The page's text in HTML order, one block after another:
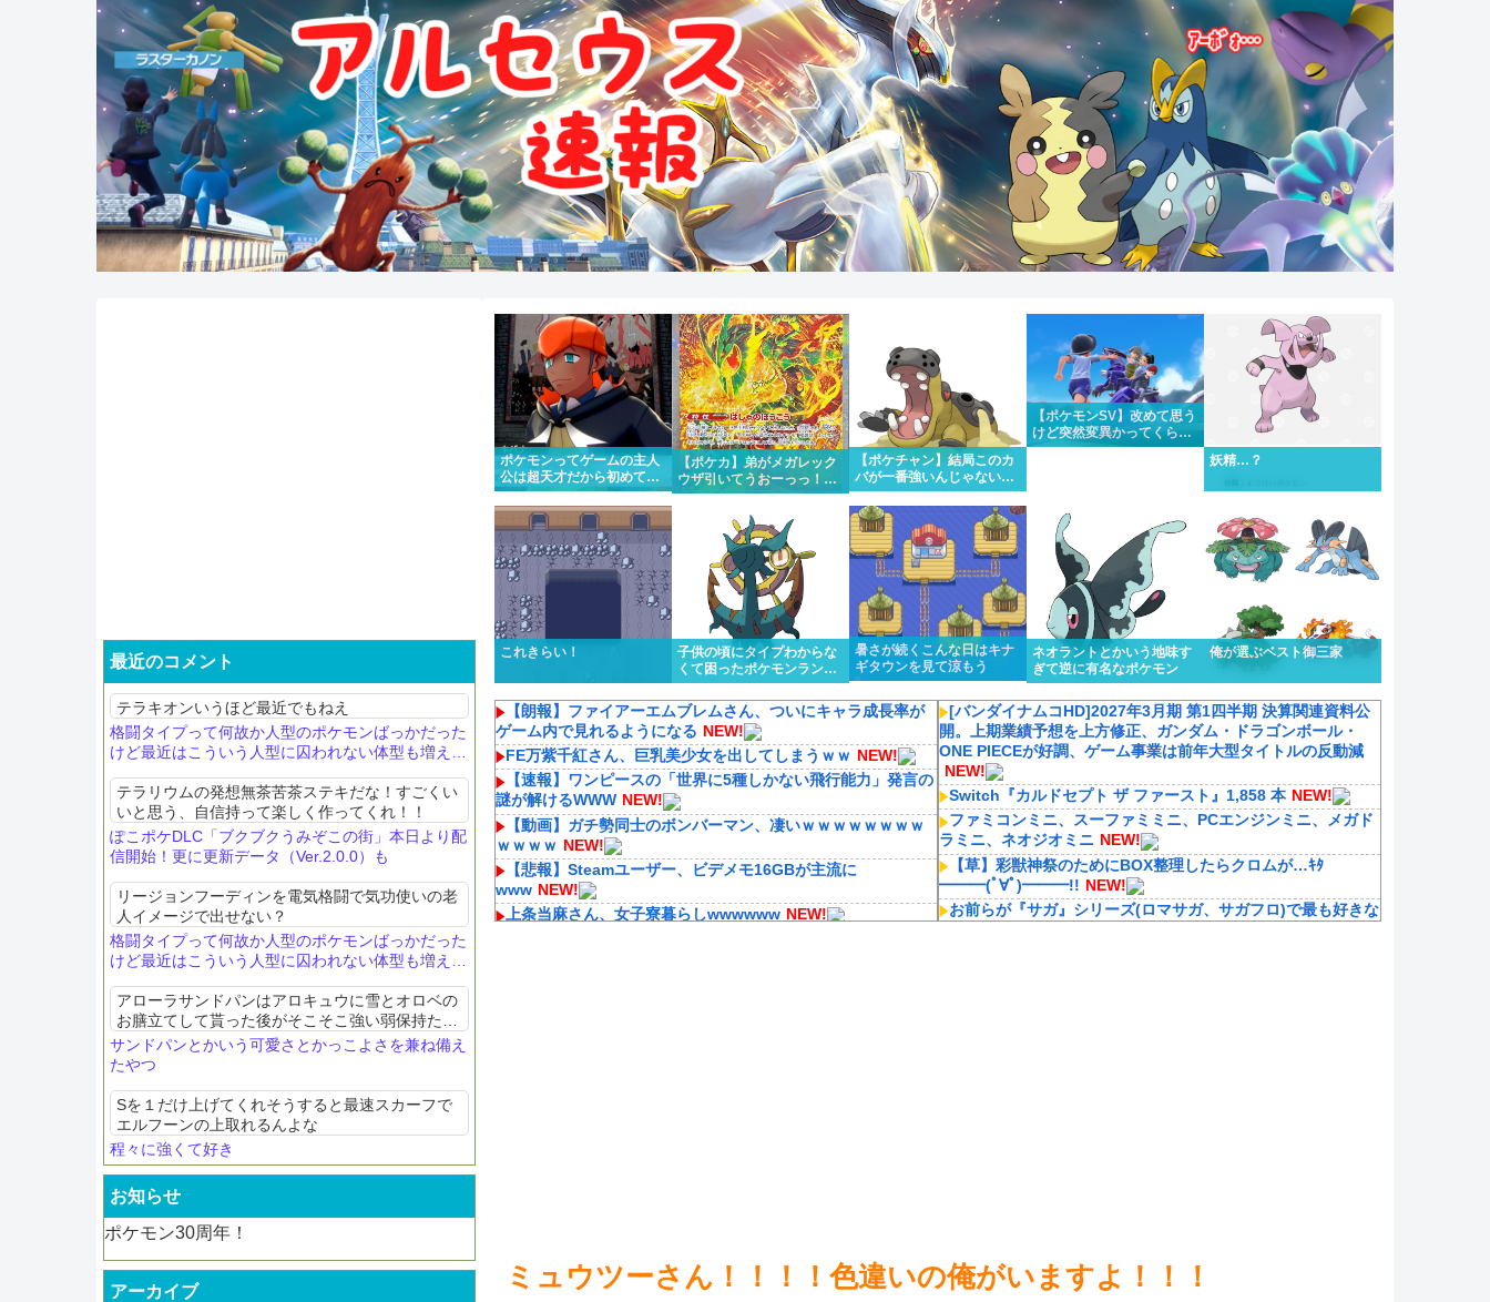
ポケモンってゲームの主人
公は超天才だから初めて出
場したポケモンリーグもさ
くっと優勝しちゃうけど…
【ポケカ】弟がメガレック
ウザ引いてうおーっっ！！
かっけー！！って一緒にな
ってるんだけど…
【ポケチャン】結局このカ
バが一番強いんじゃない
か？
【ポケモンSV】改めて思う
けど突然変異かってくらい
メインストーリーがめちゃ
妖精…？
これきらい！
子供の頃にタイプわからな
くて困ったポケモンランキ
ング１位はる
暑さが続くこんな日はキナ
ギタウンを見て涼もう
ネオラントとかいう地味す
ぎて逆に有名なポケモン
俺が選ぶベスト御三家
【朗報】ファイアーエムブレムさん、ついにキャラ成長率が
ゲーム内で見れるようになる NEW!
FE万紫千紅さん、巨乳美少女を出してしまうｗｗ NEW!
【速報】ワンピースの「世界に5種しかない飛行能力」発言の
謎が解けるWWW NEW!
【動画】ガチ勢同士のボンバーマン、凄いｗｗｗｗｗｗｗｗ
ｗｗｗｗ NEW!
【悲報】Steamユーザー、ビデメモ16GBが主流に
www NEW!
上条当麻さん、女子寮暮らしwwwwww NEW!
[バンダイナムコHD]2027年3月期 第1四半期 決算関連資料公
開。上期業績予想を上方修正、ガンダム・ドラゴンボール・
ONE PIECEが好調、ゲーム事業は前年大型タイトルの反動減
NEW!
Switch『カルドセプト ザ ファースト』1,858 本 NEW!
ファミコンミニ、スーファミミニ、PCエンジンミニ、メガド
ラミニ、ネオジオミニ NEW!
【草】彩獣神祭のためにBOX整理したらクロムが…ｷﾀ
━━━(ﾟ∀ﾟ)━━━!! NEW!
お前らが『サガ』シリーズ(ロマサガ、サガフロ)で最も好きな
ミュウツーさん！！！！色違いの俺がいますよ！！！
最近のコメント
テラキオンいうほど最近でもねえ
格闘タイプって何故か人型のポケモンばっかだった
けど最近はこういう人型に囚われない体型も増えて
テラリウムの発想無茶苦茶ステキだな！すごくい
いと思う、自信持って楽しく作ってくれ！！
ぽこポケDLC「ブクブクうみぞこの街」本日より配
信開始！更に更新データ（Ver.2.0.0）も
リージョンフーディンを電気格闘で気功使いの老
人イメージで出せない？
格闘タイプって何故か人型のポケモンばっかだった
けど最近はこういう人型に囚われない体型も増えて
アローラサンドパンはアロキュウに雪とオロベの
お膳立てして貰った後がそこそこ強い弱保持たせ
て爪研ぎアクセルが決まれば気持ち良い
サンドパンとかいう可愛さとかっこよさを兼ね備え
たやつ
Sを１だけ上げてくれそうすると最速スカーフで
エルフーンの上取れるんよな
程々に強くて好き
お知らせ
ポケモン30周年！
アーカイブ